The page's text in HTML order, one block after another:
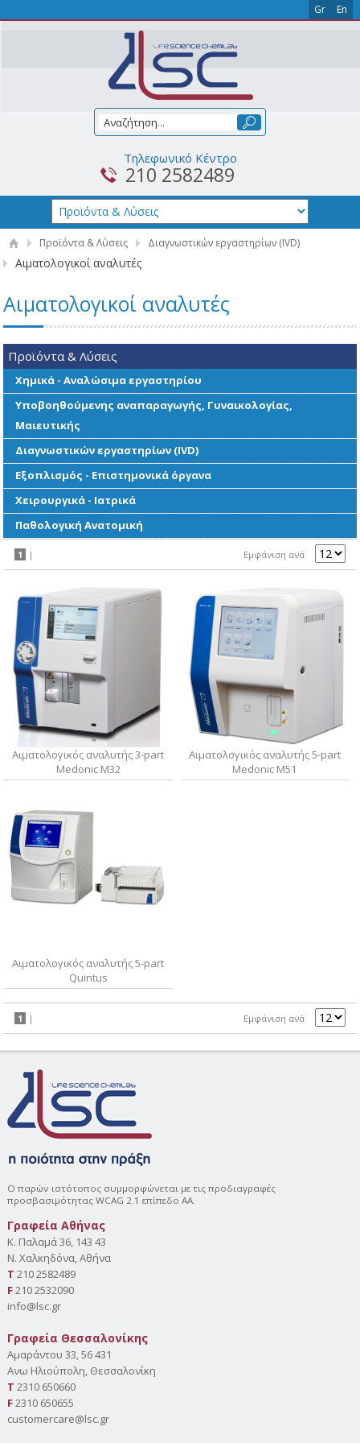
Gr En
Τηλεφωνικό Κέντρο
210 2582489
Προϊόντα & Λύσεις Διαγνωστικών εργαστηρίων (IVD)
Αιματολογικοί αναλυτές
Αιματολογικοί αναλυτές
Προϊόντα & Λύσεις
Χημικά - Αναλώσιμα εργαστηρίου
Υποβοηθούμενης αναπαραγωγής, Γυναικολογίας,
Μαιευτικής
Διαγνωστικών εργαστηρίων (IVD)
Εξοπλισμός - Επιστημονικά όργανα
Χειρουργικά - Ιατρικά
Παθολογική Ανατομική
1 | Εμφάνιση ανά
Αιματολογικός αναλυτής 3-part
Medonic M32
Αιματολογικός αναλυτής 5-part
Medonic M51
Αιματολογικός αναλυτής 5-part
Quintus
1 | Εμφάνιση ανά
Ο παρών ιστότοπος συμμορφώνεται με τις προδιαγραφές
προσβασιμότητας WCAG 2.1 επίπεδο AA.
Γραφεία Αθήνας
Κ. Παλαμά 36, 143 43
Ν. Χαλκηδόνα, Αθήνα
Τ 210 2582489
F210 2532090
info@lsc.gr
Γραφεία Θεσσαλονίκης
Αμαράντου 33, 56 431
Aνω Ηλιούπολη, Θεσσαλονίκη
Τ 2310 650660
F2310 650655
customercare@lsc.gr